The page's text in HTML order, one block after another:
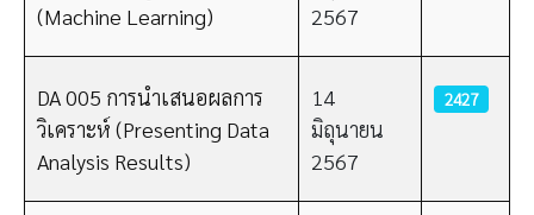
(Machine Learning)
2567
DA 005 การนำเสนอผลการ
วิเคราะห์ (Presenting Data
Analysis Results)
14
มิถุนายน
2567
2427